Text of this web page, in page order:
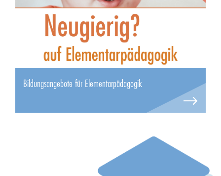
Bildungsangebote für Elementarpädagogik